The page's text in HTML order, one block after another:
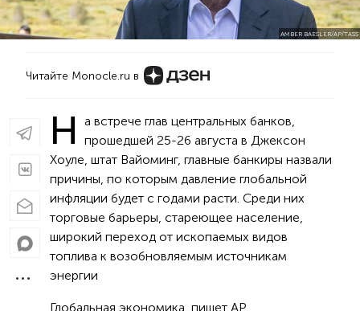
AMBER BAESLER/AP/TASS
Читайте Monocle.ru в
Н
а встрече глав центральных банков,
прошедшей 25-26 августа в Джексон
Хоуле, штат Вайоминг, главные банкиры назвали
причины, по которым давление глобальной
инфляции будет с годами расти. Среди них
торговые барьеры, стареющее население,
широкий переход от ископаемых видов
топлива к возобновляемым источникам
энергии
Глобальная экономика, пишет АР,